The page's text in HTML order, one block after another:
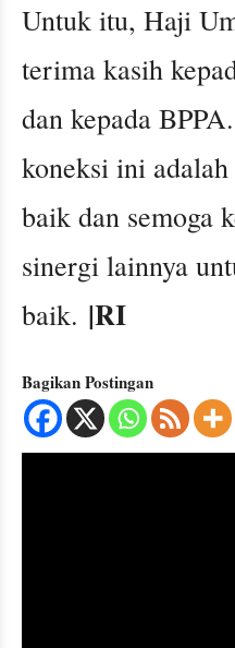
Untuk itu, Haji
terima kasih
dan kepada
koneksi ini
baik dan semoga
sinergi lainnya
baik. |RI
Bagikan Postingan